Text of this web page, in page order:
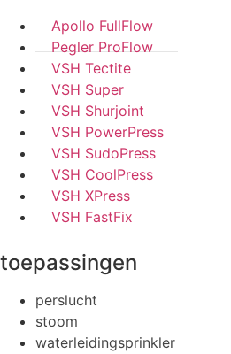
verwarming & koeling
meer info
Apollo FullFlow
Pegler ProFlow
VSH Tectite
VSH Super
VSH Shurjoint
VSH PowerPress
VSH SudoPress
VSH CoolPress
VSH XPress
VSH FastFix
toepassingen
perslucht
stoom
waterleidingsprinkler